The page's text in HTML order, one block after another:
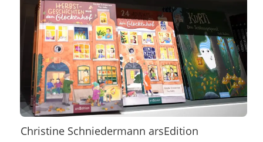
Christine Schniedermann arsEdition